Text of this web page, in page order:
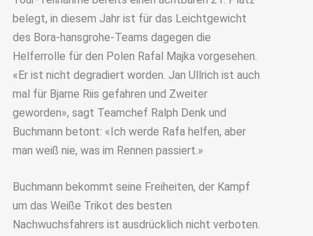
belegt, in diesem Jahr ist für das Leichtgewicht
des Bora-hansgrohe-Teams dagegen die
Helferrolle für den Polen Rafal Majka vorgesehen.
«Er ist nicht degradiert worden. Jan Ullrich ist auch
mal für Bjarne Riis gefahren und Zweiter
geworden», sagt Teamchef Ralph Denk und
Buchmann betont: «Ich werde Rafa helfen, aber
man weiß nie, was im Rennen passiert.»
Buchmann bekommt seine Freiheiten, der Kampf
um das Weiße Trikot des besten
Nachwuchsfahrers ist ausdrücklich nicht verboten.